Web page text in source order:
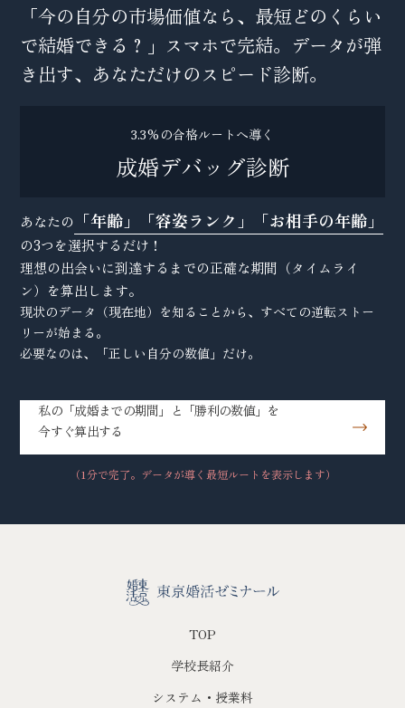
「今の自分の市場価値なら、最短どのくらい
で結婚できる？」スマホで完結。データが弾
き出す、あなただけのスピード診断。
3.3%の合格ルートへ導く
成婚デバッグ診断
あなたの 「年齢」「容姿ランク」「お相手の年齢」
の3つを選択するだけ！
理想の出会いに到達するまでの正確な期間（タイムライ
ン）を算出します。
現状のデータ（現在地）を知ることから、すべての逆転ストー
リーが始まる。
必要なのは、「正しい自分の数値」だけ。
私の「成婚までの期間」と「勝利の数値」を
今すぐ算出する
（1分で完了。データが導く最短ルートを表示します）
TOP
学校長紹介
システム・授業料